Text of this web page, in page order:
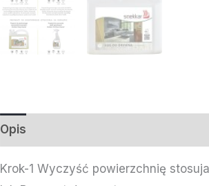
Opis
Krok-1 Wyczyść powierzchnię